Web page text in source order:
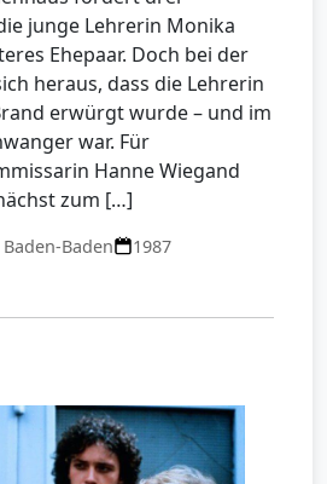
junge Lehrerin Monika
Ehepaar. Doch bei der
heraus, dass die Lehrerin
erwürgt wurde – und im
war. Für
Hanne Wiegand
zum […]
Baden 1987